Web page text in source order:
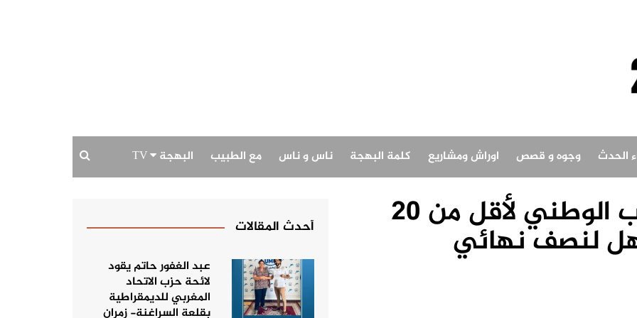
الحدث وجوه و قصص اوراش ومشاريع كلمة البهجة ناس و ناس مع الطبيب البهجة TV
ملحمة جديدة..المنتخب الوطني لأقل من 20
لنصف نهائي أحدث المقالات
عبد الغفور حاتم يقود
لائحة حزب الاتحاد
المغربي للديمقراطية
بقلعة السراغنة- زمران